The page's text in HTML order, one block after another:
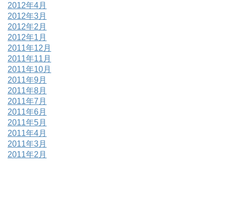
2012年4月
2012年3月
2012年2月
2012年1月
2011年12月
2011年11月
2011年10月
2011年9月
2011年8月
2011年7月
2011年6月
2011年5月
2011年4月
2011年3月
2011年2月